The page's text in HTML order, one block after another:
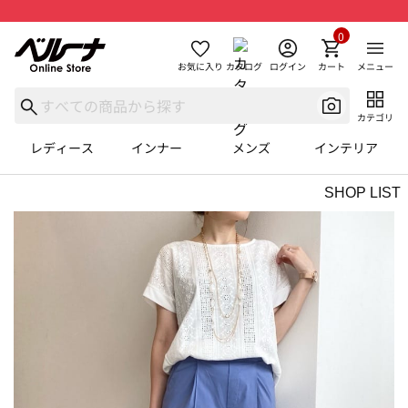
お気に入り カタログ ログイン カート
0
メニュー
カテゴリ
レディース インナー メンズ インテリア
SHOP LIST